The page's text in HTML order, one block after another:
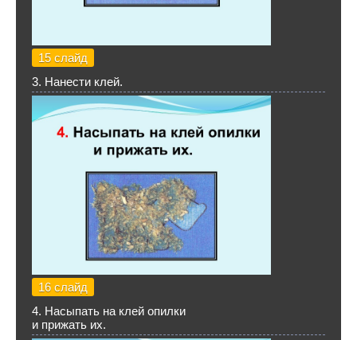
15 слайд
3. Нанести клей.
16 слайд
4. Насыпать на клей опилки
и прижать их.